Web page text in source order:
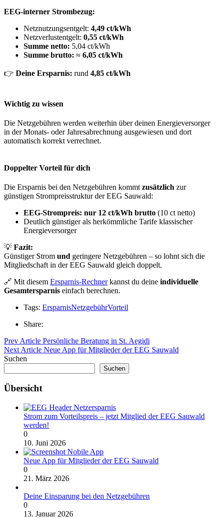
EEG-interner Strombezug:
Netznutzungsentgelt: 4,49 ct/kWh
Netzverlustentgelt: 0,55 ct/kWh
Summe netto: 5,04 ct/kWh
Summe brutto: ≈ 6,05 ct/kWh
👉 Deine Ersparnis: rund 4,85 ct/kWh
Wichtig zu wissen
Die Netzgebühren werden weiterhin über deinen Energieversorger
in der Monats- oder Jahresabrechnung ausgewiesen und dort
automatisch korrekt verrechnet.
Doppelter Vorteil für dich
Die Ersparnis bei den Netzgebühren kommt zusätzlich zur
günstigen Strompreisstruktur der EEG Sauwald:
EEG-Strompreis: nur 12 ct/kWh brutto (10 ct netto)
Deutlich günstiger als herkömmliche Tarife klassischer
Energieversorger
💡 Fazit:
Günstiger Strom und geringere Netzgebühren – so lohnt sich die
Mitgliedschaft in der EEG Sauwald gleich doppelt.
🔗 Mit diesem Ersparnis-Rechnerkannst du deine individuelle
Gesamtersparnis einfach berechnen.
Tags: ErsparnisNetzgebührVorteil
Share:
Prev Article Persönliche Beratung in St. Aegidi
Next Article Neue App für Mitglieder der EEG Sauwald
Suchen
Suchen
Übersicht
Strom zum Vorteilspreis – jetzt Mitglied der EEG Sauwald
werden!
0
10. Juni 2026
Neue App für Mitglieder der EEG Sauwald
0
21. März 2026
Deine Einsparung bei den Netzgebühren
0
13. Januar 2026